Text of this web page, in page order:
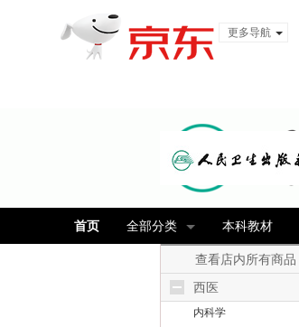
更多导航
首页 全部分类 本科教材
查看店内所有商品
西医
内科学